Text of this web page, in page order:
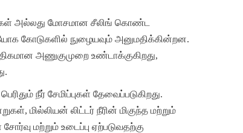
அல்லது மோசமான சீலிங் கொண்ட
கோடுகளில் நுழையவும் அனுமதிக்கின்றன.
அணுகுமுறை உண்டாக்குகிறது,
நீர் சேமிப்புகள் தேவைப்படுகிறது.
மில்லியன் லிட்டர் நீரின் மிகுந்த மற்றும்
மற்றும் உடைப்பு ஏற்படுவதற்கு